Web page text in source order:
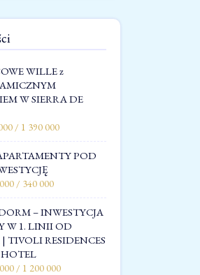
WILLE z
W SIERRA DE
/ 1 390 000
POD
/ 340 000
– INWESTYCJA
W 1. LINII OD
TIVOLI RESIDENCES
/ 1 200 000